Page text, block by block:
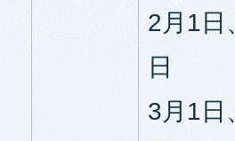
2月1日
日
3月1日